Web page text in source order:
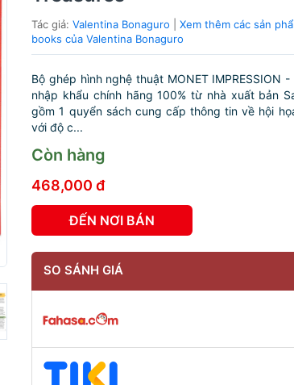
Tác giả:Valentina Bonaguro |Xem thêm các sản
books của Valentina Bonaguro
Bộ ghép hình nghệ thuật MONET IMPRESSION -
nhập khẩu chính hãng 100% từ nhà xuất bản
gồm 1 quyển sách cung cấp thông tin về hội
với độ c...
Còn hàng
468,000 đ
ĐẾN NƠI BÁN
SO SÁNH GIÁ